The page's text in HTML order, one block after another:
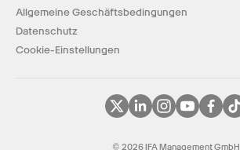
Allgemeine Geschäftsbedingungen
Datenschutz
Cookie-Einstellungen
© 2026 IFA Management GmbH